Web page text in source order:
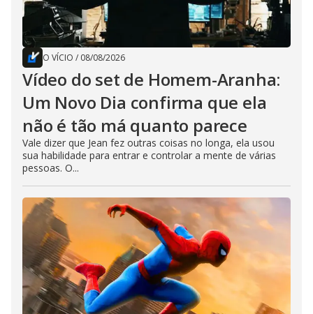
O VÍCIO / 08/08/2026
Vídeo do set de Homem-Aranha:
Um Novo Dia confirma que ela
não é tão má quanto parece
Vale dizer que Jean fez outras coisas no longa, ela usou
sua habilidade para entrar e controlar a mente de várias
pessoas. O...